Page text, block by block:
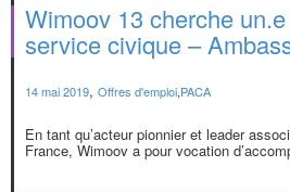
Wimoov 13 cherche
service civique –
14 mai 2019, Offres d'emploi,PACA
En tant qu’acteur pionnier et leader
France, Wimoov a pour vocation